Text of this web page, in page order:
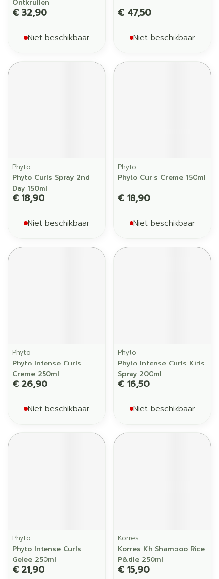
Ontkrullen
€ 32,90
Niet beschikbaar
€ 47,50
Niet beschikbaar
Phyto
Phyto Curls Spray 2nd
Day 150ml
€ 18,90
Niet beschikbaar
Phyto
Phyto Curls Creme 150ml
€ 18,90
Niet beschikbaar
Phyto
Phyto Intense Curls
Creme 250ml
€ 26,90
Niet beschikbaar
Phyto
Phyto Intense Curls Kids
Spray 200ml
€ 16,50
Niet beschikbaar
Phyto
Phyto Intense Curls
Gelee 250ml
€ 21,90
Korres
Korres Kh Shampoo Rice
P&tile 250ml
€ 15,90